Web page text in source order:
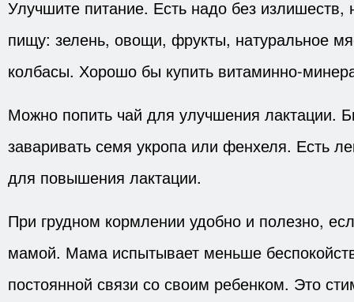
Улучшите питание. Есть надо без
пищу: зелень, овощи, фрукты, натуральное
колбасы. Хорошо бы купить витаминно-
Можно попить чай для улучшения лактации.
заваривать семя укропа или фенхеля. Есть
для повышения лактации.
При грудном кормлении удобно и полезно,
мамой. Мама испытывает меньше
постоянной связи со своим ребенком. Это